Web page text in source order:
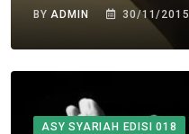
BY ADMIN 30/11/2015
ASY SYARIAH EDISI 018